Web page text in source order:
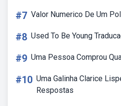
#7 Valor Numerico De Um
#8 Used To Be Young
#9 Uma Pessoa Comprou
#10 Uma Galinha Clarice
Respostas